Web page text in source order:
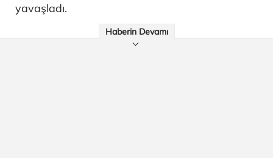
yavaşladı.
Haberin Devamı